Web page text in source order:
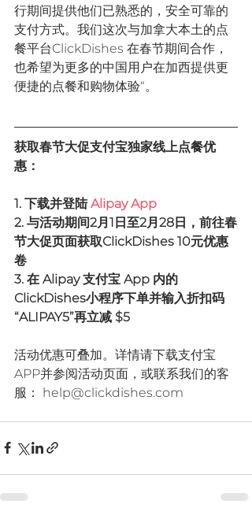
行期间提供他们已熟悉的，安全可靠的
支付方式。我们这次与加拿大本土的点
餐平台ClickDishes 在春节期间合作，
也希望为更多的中国用户在加西提供更
便捷的点餐和购物体验“。
获取春节大促支付宝独家线上点餐优
惠：
1. 下载并登陆 Alipay App
2. 与活动期间2月1日至2月28日，前往春
节大促页面获取ClickDishes 10元优惠
卷
3. 在 Alipay 支付宝 App 内的
ClickDishes小程序下单并输入折扣码
“ALIPAY5”再立减 $5
活动优惠可叠加。详情请下载支付宝
APP并参阅活动页面，或联系我们的客
服： help@clickdishes.com